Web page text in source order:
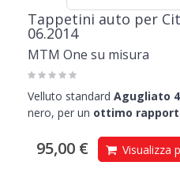
Tappetini auto per
06.2014
MTM One su misura
Velluto standard Agugliato
nero, per un ottimo
95,00 € Visualizza